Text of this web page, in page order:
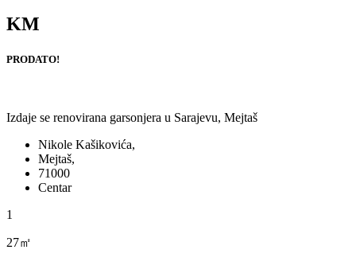
KM
PRODATO!
Izdaje se renovirana garsonjera u Sarajevu, Mejtaš
Nikole Kašikovića,
Mejtaš,
71000
Centar
1
27㎡